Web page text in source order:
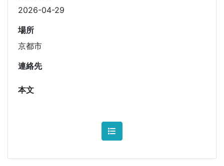
2026-04-29
場所
京都市
連絡先
本文